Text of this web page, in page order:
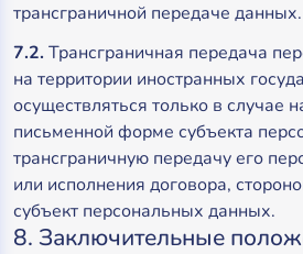
трансграничной передаче данных.
7.2. Трансграничная передача
на территории иностранных
осуществляться только в случае
письменной форме субъекта
трансграничную передачу его
или исполнения договора,
субъект персональных данных.
8. Заключительные